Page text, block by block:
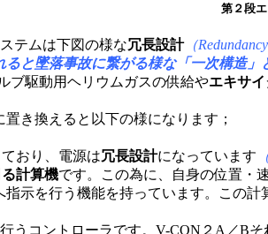
第２段
テムは下図の様な冗長設計（
と墜落事故に繋がる様な「一次構造
ブ駆動用ヘリウムガスの供給やエキサ
き換えると以下の様になります；
おり、電源は冗長設計になっています
計算機です。この為に、自身の位置・
示を行う機能を持っています。この
うコントローラです。V-CON２A／Bそ